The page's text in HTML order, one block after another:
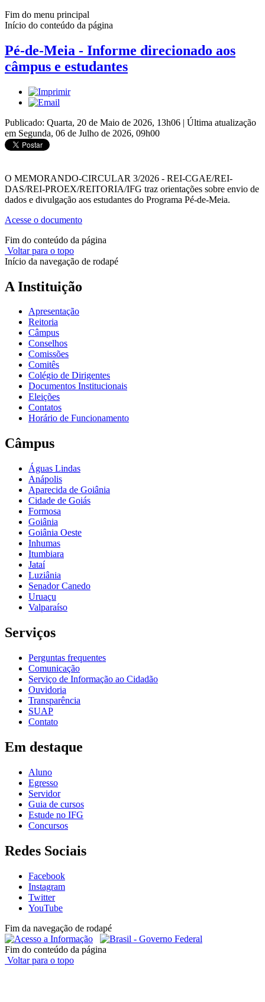
Fim do menu principal
Início do conteúdo da página
Pé-de-Meia - Informe direcionado aos
câmpus e estudantes
Publicado: Quarta, 20 de Maio de 2026, 13h06 | Última atualização
em Segunda, 06 de Julho de 2026, 09h00
O MEMORANDO-CIRCULAR 3/2026 - REI-CGAE/REI-
DAS/REI-PROEX/REITORIA/IFG traz orientações sobre envio de
dados e divulgação aos estudantes do Programa Pé-de-Meia.
Acesse o documento
Fim do conteúdo da página
Voltar para o topo
Início da navegação de rodapé
A Instituição
Apresentação
Reitoria
Câmpus
Conselhos
Comissões
Comitês
Colégio de Dirigentes
Documentos Institucionais
Eleições
Contatos
Horário de Funcionamento
Câmpus
Águas Lindas
Anápolis
Aparecida de Goiânia
Cidade de Goiás
Formosa
Goiânia
Goiânia Oeste
Inhumas
Itumbiara
Jataí
Luziânia
Senador Canedo
Uruaçu
Valparaíso
Serviços
Perguntas frequentes
Comunicação
Serviço de Informação ao Cidadão
Ouvidoria
Transparência
SUAP
Contato
Em destaque
Aluno
Egresso
Servidor
Guia de cursos
Estude no IFG
Concursos
Redes Sociais
Facebook
Instagram
Twitter
YouTube
Fim da navegação de rodapé
Fim do conteúdo da página
Voltar para o topo